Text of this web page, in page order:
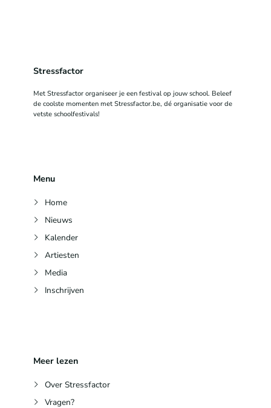
Stressfactor
Met Stressfactor organiseer je een festival op jouw school. Beleef
de coolste momenten met Stressfactor.be, dé organisatie voor de
vetste schoolfestivals!
Menu
Home
Nieuws
Kalender
Artiesten
Media
Inschrijven
Meer lezen
Over Stressfactor
Vragen?